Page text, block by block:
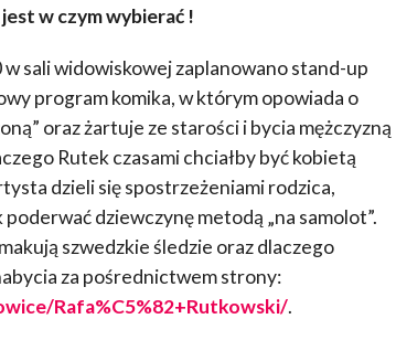
w czym wybierać !
sali widowiskowej zaplanowano stand-up
program komika, w którym opowiada o
oraz żartuje ze starości i bycia mężczyzną
Rutek czasami chciałby być kobietą
dzieli się spostrzeżeniami rodzica,
dziewczynę metodą „na samolot”.
szwedzkie śledzie oraz dlaczego
za pośrednictwem strony:
Rafa%C5%82+Rutkowski/.